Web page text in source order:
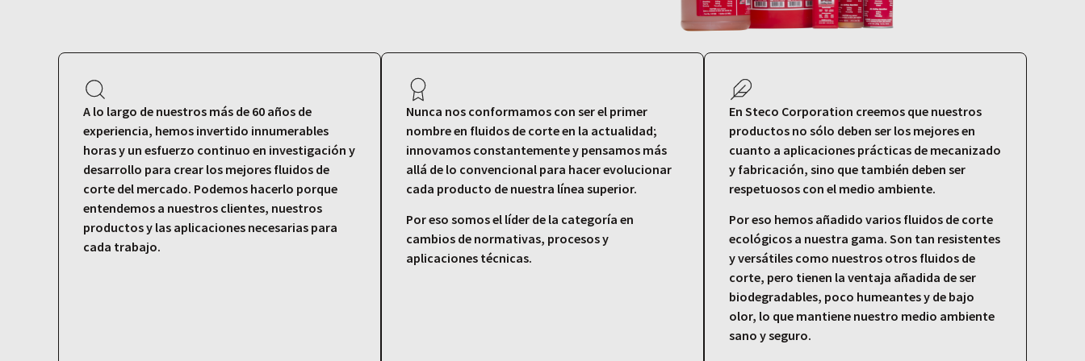
A lo largo de nuestros más de 60 años de
experiencia, hemos invertido innumerables
horas y un esfuerzo continuo en investigación y
desarrollo para crear los mejores fluidos de
corte del mercado. Podemos hacerlo porque
entendemos a nuestros clientes, nuestros
productos y las aplicaciones necesarias para
cada trabajo.
Nunca nos conformamos con ser el primer
nombre en fluidos de corte en la actualidad;
innovamos constantemente y pensamos más
allá de lo convencional para hacer evolucionar
cada producto de nuestra línea superior.
Por eso somos el líder de la categoría en
cambios de normativas, procesos y
aplicaciones técnicas.
En Steco Corporation creemos que nuestros
productos no sólo deben ser los mejores en
cuanto a aplicaciones prácticas de mecanizado
y fabricación, sino que también deben ser
respetuosos con el medio ambiente.
Por eso hemos añadido varios fluidos de corte
ecológicos a nuestra gama. Son tan resistentes
y versátiles como nuestros otros fluidos de
corte, pero tienen la ventaja añadida de ser
biodegradables, poco humeantes y de bajo
olor, lo que mantiene nuestro medio ambiente
sano y seguro.